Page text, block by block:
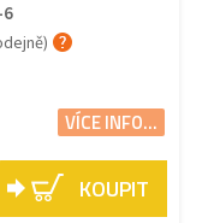
6
VÍCE INFO...
KOUPIT